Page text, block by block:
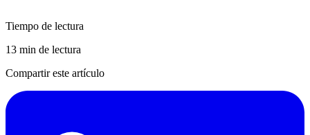
Tiempo de lectura
13 min de lectura
Compartir este artículo